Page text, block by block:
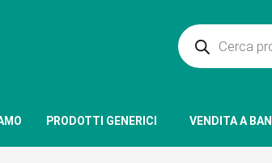
PRODOTTI GENERICI VENDITA A